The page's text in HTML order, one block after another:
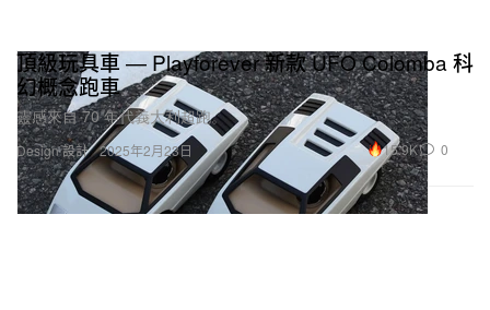
Design 設計
頂級玩具車 — Playforever 新款 UFO Colomba 科
幻概念跑車
靈感來自 70 年代義大利超跑。
2025年2月23日 15.9K 0